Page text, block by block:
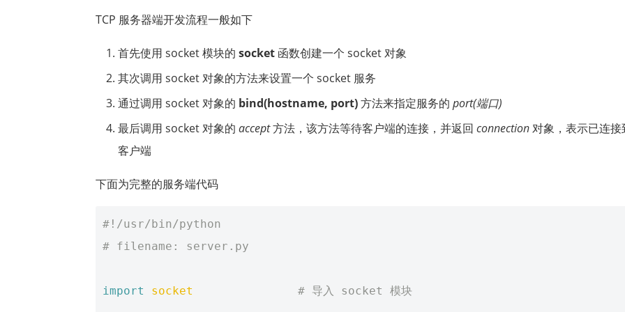
TCP 服务器端开发流程一般如下
首先使用 socket 模块的 socket 函数创建一个 socket 对象
其次调用 socket 对象的方法来设置一个 socket 服务
通过调用 socket 对象的 bind(hostname, port)方法来指定服务的 port(端口)
最后调用 socket 对象的 accept方法，该方法等待客户端的连接，并返回 connection对象，表示已连接
客户端
下面为完整的服务端代码
#!/usr/bin/python
# filename: server.py
import socket # 导入 socket 模块